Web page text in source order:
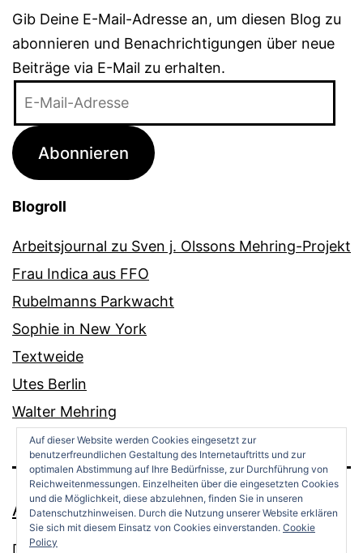
Gib Deine E-Mail-Adresse an, um diesen Blog zu
abonnieren und Benachrichtigungen über neue
Beiträge via E-Mail zu erhalten.
Adresse
Abonnieren
Blogroll
Arbeitsjournal zu Sven j. Olssons Mehring-Projekt
Frau Indica aus FFO
Rubelmanns Parkwacht
Sophie in New York
Textweide
Utes Berlin
Walter Mehring
ANDREAS OPPERMANN
Auf dieser Website werden Cookies eingesetzt zur
benutzerfreundlichen Gestaltung des Internetauftritts und zur
optimalen Abstimmung auf Ihre Bedürfnisse, zur Durchführung von
Reichweitenmessungen. Einzelheiten über die eingesetzten Cookies
und die Möglichkeit, diese abzulehnen, finden Sie in unseren
Datenschutzhinweisen. Durch die Nutzung unserer Website erklären
Sie sich mit diesem Einsatz von Cookies einverstanden. Cookie
Policy